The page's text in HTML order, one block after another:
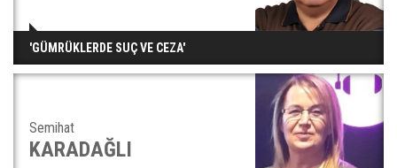
'GÜMRÜKLERDE SUÇ VE CEZA'
Semihat
KARADAĞLI